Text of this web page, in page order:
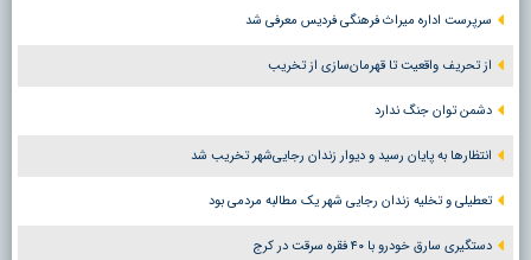
سرپرست اداره میراث فرهنگی فردیس معرفی شد
از تحریف واقعیت تا قهرمان‌سازی از تخریب
دشمن توان جنگ ندارد
انتظارها به پایان رسید و دیوار زندان رجایی‌شهر تخریب شد
تعطیلی و تخلیه زندان رجایی شهر یک مطالبه مردمی بود
دستگیری سارق خودرو با ۴۰ فقره سرقت در کرج